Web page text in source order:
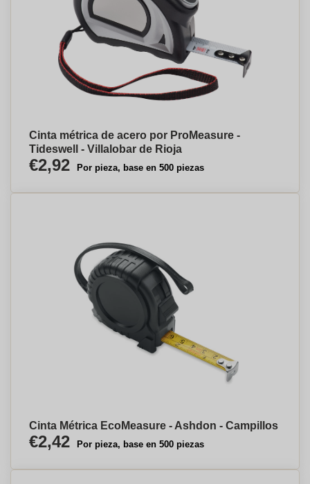
Cinta métrica de acero por ProMeasure -
Tideswell - Villalobar de Rioja
€2,92 Por pieza, base en 500 piezas
Cinta Métrica EcoMeasure - Ashdon - Campillos
€2,42 Por pieza, base en 500 piezas